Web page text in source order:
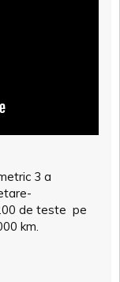
3 a
de teste pe
km.